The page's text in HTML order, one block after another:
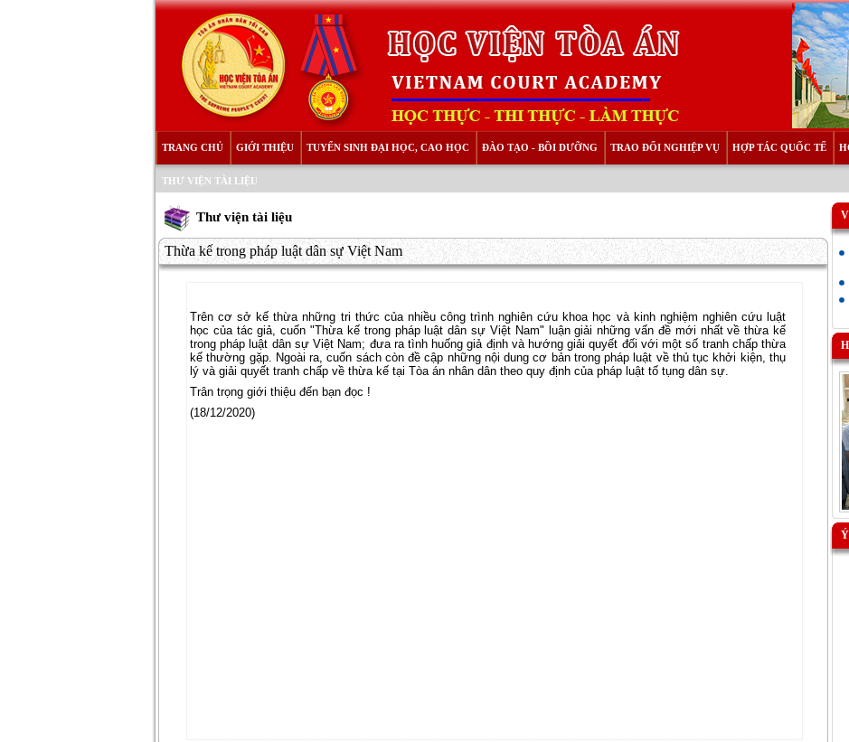
TRANG CHỦ GIỚI THIỆU TUYỂN SINH ĐẠI HỌC, CAO HỌC ĐÀO TẠO - BỒI DƯỠNG TRAO ĐỔI NGHIỆP VỤ HỢP TÁC QUỐC TẾ
THƯ VIỆN TÀI LIỆU
Thư viện tài liệu
Thừa kế trong pháp luật dân sự Việt Nam
Trên cơ sở kế thừa những tri thức của nhiều công trình nghiên cứu khoa học và kinh nghiệm nghiên cứu luật
học của tác giả, cuốn "Thừa kế trong pháp luật dân sự Việt Nam" luận giải những vấn đề mới nhất về thừa kế
trong pháp luật dân sự Việt Nam; đưa ra tình huống giả định và hướng giải quyết đối với một số tranh chấp thừa
kế thường gặp. Ngoài ra, cuốn sách còn đề cập những nội dung cơ bản trong pháp luật về thủ tục khởi kiện, thụ
lý và giải quyết tranh chấp về thừa kế tại Tòa án nhân dân theo quy định của pháp luật tố tụng dân sự.
Trân trọng giới thiệu đến bạn đọc !
(18/12/2020)